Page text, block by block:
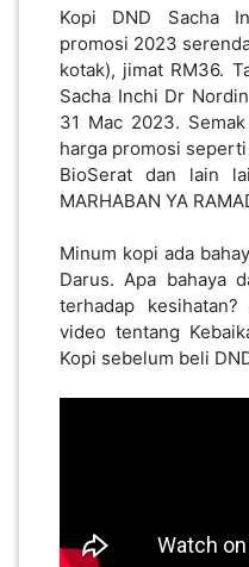
Kopi DND Sacha
promosi 2023
kotak), jimat RM36.
Sacha Inchi Dr
31 Mac 2023.
harga promosi
BioSerat dan lain
MARHABAN YA
Minum kopi ada
Darus. Apa bahaya
terhadap
video tentang
Kopi sebelum beli
PEKERJAAN(0)
SERVIS(17)
HARTA
BENDA(1)
LAIN-
KEPERLUAN(16)
SELANGOR(37)